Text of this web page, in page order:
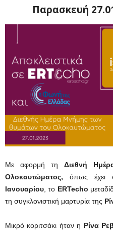
Παρασκευή
Με αφορμή τη Διεθνή
Ολοκαυτώματος, όπως έχει
Ιανουαρίου , το ERTecho
τη συγκλονιστική μαρτυρία της
Μικρό κοριτσάκι ήταν η Ρίνα